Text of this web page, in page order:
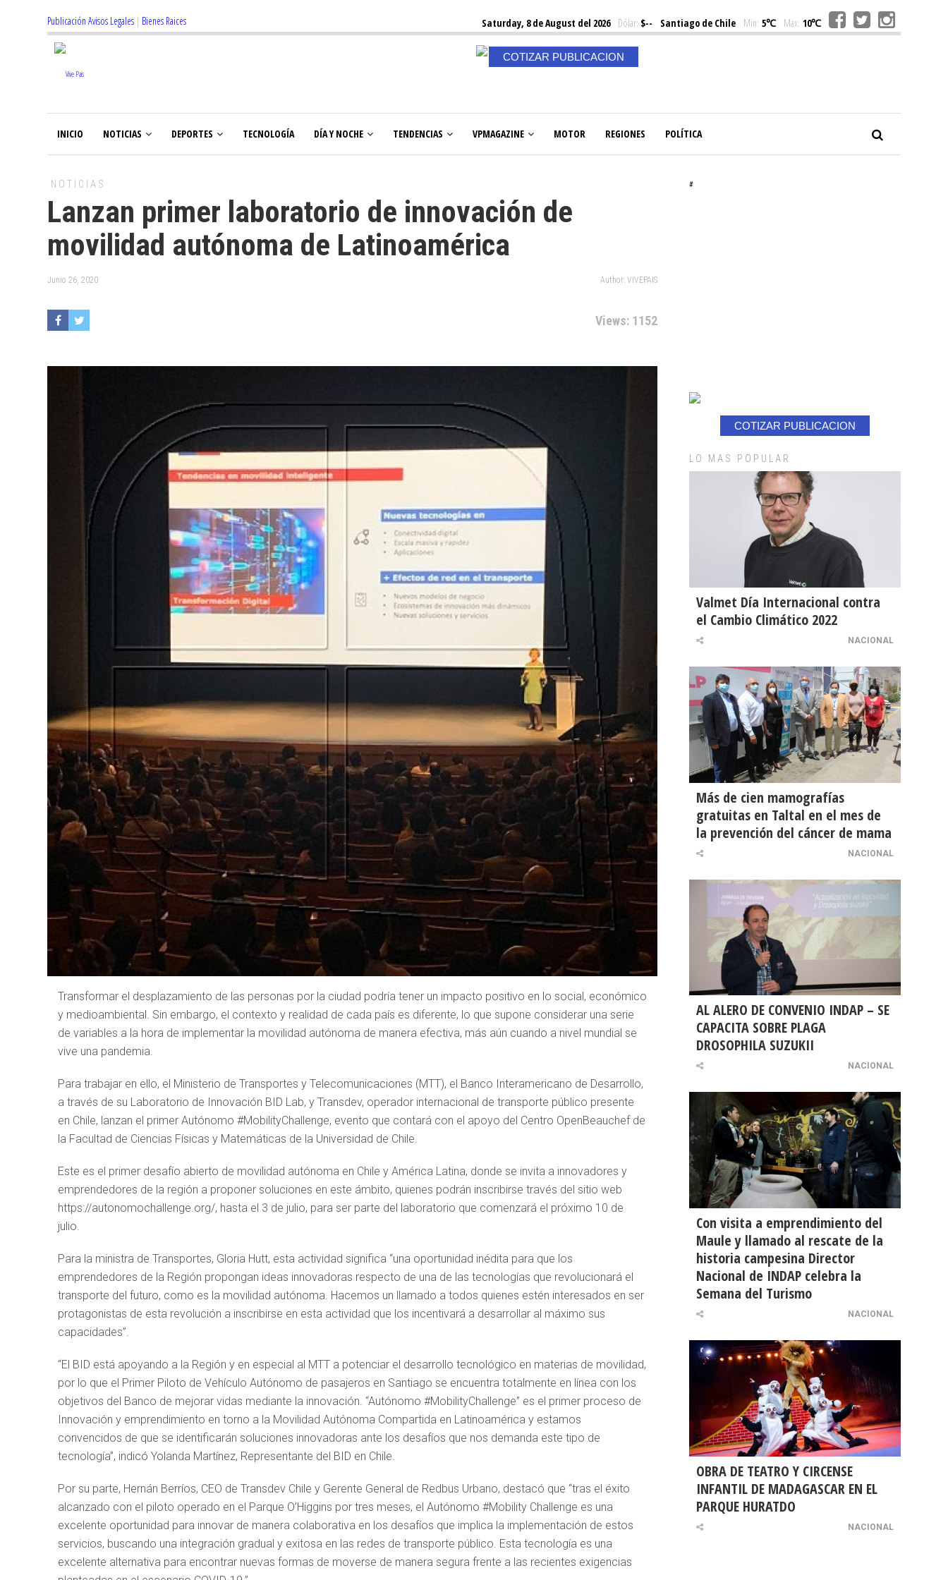
Publicación Avisos Legales | Bienes Raices Saturday, 8 de August del 2026Dólar: $-- Santiago de Chile Min: 5℃ Max: 10℃
COTIZAR PUBLICACION
INICIO NOTICIAS DEPORTES TECNOLOGÍA DÍA Y NOCHE TENDENCIAS VPMAGAZINE MOTOR REGIONES POLÍTICA
NOTICIAS
Lanzan primer laboratorio de innovación de
movilidad autónoma de Latinoamérica
Junio 26, 2020 Author: VIVEPAIS
Views: 1152
Transformar el desplazamiento de las personas por la ciudad podría tener un impacto positivo en lo social, económico
y medioambiental. Sin embargo, el contexto y realidad de cada país es diferente, lo que supone considerar una serie
de variables a la hora de implementar la movilidad autónoma de manera efectiva, más aún cuando a nivel mundial se
vive una pandemia.
Para trabajar en ello, el Ministerio de Transportes y Telecomunicaciones (MTT), el Banco Interamericano de Desarrollo,
a través de su Laboratorio de Innovación BID Lab, y Transdev, operador internacional de transporte público presente
en Chile, lanzan el primer Autónomo #MobilityChallenge, evento que contará con el apoyo del Centro OpenBeauchef de
la Facultad de Ciencias Físicas y Matemáticas de la Universidad de Chile.
Este es el primer desafío abierto de movilidad autónoma en Chile y América Latina, donde se invita a innovadores y
emprendedores de la región a proponer soluciones en este ámbito, quienes podrán inscribirse través del sitio web
https://autonomochallenge.org/, hasta el 3 de julio, para ser parte del laboratorio que comenzará el próximo 10 de
julio.
Para la ministra de Transportes, Gloria Hutt, esta actividad significa “una oportunidad inédita para que los
emprendedores de la Región propongan ideas innovadoras respecto de una de las tecnologías que revolucionará el
transporte del futuro, como es la movilidad autónoma. Hacemos un llamado a todos quienes estén interesados en ser
protagonistas de esta revolución a inscribirse en esta actividad que los incentivará a desarrollar al máximo sus
capacidades”.
“El BID está apoyando a la Región y en especial al MTT a potenciar el desarrollo tecnológico en materias de movilidad,
por lo que el Primer Piloto de Vehículo Autónomo de pasajeros en Santiago se encuentra totalmente en línea con los
objetivos del Banco de mejorar vidas mediante la innovación. “Autónomo #MobilityChallenge” es el primer proceso de
Innovación y emprendimiento en torno a la Movilidad Autónoma Compartida en Latinoamérica y estamos
convencidos de que se identificarán soluciones innovadoras ante los desafíos que nos demanda este tipo de
tecnología”, indicó Yolanda Martínez, Representante del BID en Chile.
Por su parte, Hernán Berríos, CEO de Transdev Chile y Gerente General de Redbus Urbano, destacó que “tras el éxito
alcanzado con el piloto operado en el Parque O’Higgins por tres meses, el Autónomo #Mobility Challenge es una
excelente oportunidad para innovar de manera colaborativa en los desafíos que implica la implementación de estos
servicios, buscando una integración gradual y exitosa en las redes de transporte público. Esta tecnología es una
excelente alternativa para encontrar nuevas formas de moverse de manera segura frente a las recientes exigencias
#
COTIZAR PUBLICACION
LO MAS POPULAR
Valmet Día Internacional contra
el Cambio Climático 2022
NACIONAL
Más de cien mamografías
gratuitas en Taltal en el mes de
la prevención del cáncer de mama
NACIONAL
AL ALERO DE CONVENIO INDAP – SE
CAPACITA SOBRE PLAGA
DROSOPHILA SUZUKII
NACIONAL
Con visita a emprendimiento del
Maule y llamado al rescate de la
historia campesina Director
Nacional de INDAP celebra la
Semana del Turismo
NACIONAL
OBRA DE TEATRO Y CIRCENSE
INFANTIL DE MADAGASCAR EN EL
PARQUE HURATDO
NACIONAL